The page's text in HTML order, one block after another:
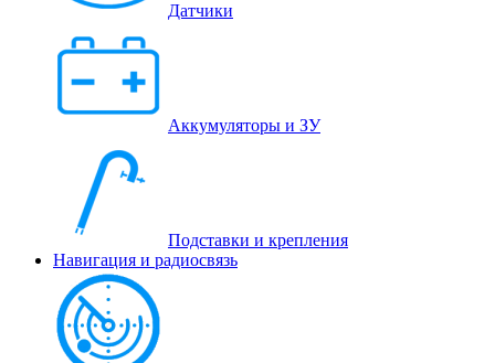
Датчики
Аккумуляторы и ЗУ
Подставки и крепления
Навигация и радиосвязь